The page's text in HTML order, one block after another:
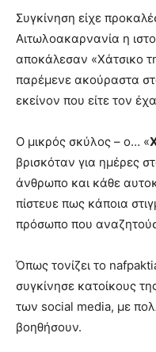
Συγκίνηση είχε
Αιτωλοακαρνανία η
αποκάλεσαν «Χάτσικο
παρέμενε ακούραστα
εκείνον που είτε τον
Ο μικρός σκύλος – ο… «
βρισκόταν για ημέρες
άνθρωπο και κάθε
πίστευε πως κάποια
πρόσωπο που
Όπως τονίζει το
συγκίνησε κατοίκους
των social media, με
βοηθήσουν.